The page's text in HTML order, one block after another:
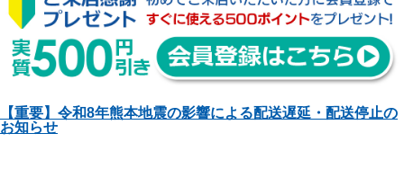
【重要】令和8年熊本地震の影響による配送遅延・配送停止の
お知らせ